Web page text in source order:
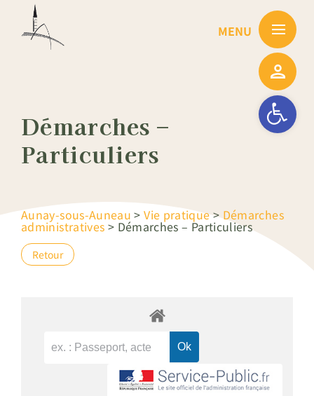
Ouvrir la
Démarches –
Particuliers
Aunay-sous-Auneau >Vie pratique>Démarches
administratives > Démarches – Particuliers
Retour